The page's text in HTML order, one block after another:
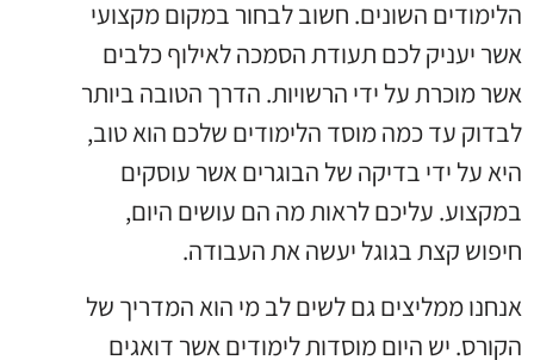
הלימודים השונים. חשוב לבחור במקום מקצועי
אשר יעניק לכם תעודת הסמכה לאילוף כלבים
אשר מוכרת על ידי הרשויות. הדרך הטובה ביותר
לבדוק עד כמה מוסד הלימודים שלכם הוא טוב,
היא על ידי בדיקה של הבוגרים אשר עוסקים
במקצוע. עליכם לראות מה הם עושים היום,
חיפוש קצת בגוגל יעשה את העבודה.
אנחנו ממליצים גם לשים לב מי הוא המדריך של
הקורס. יש היום מוסדות לימודים אשר דואגים